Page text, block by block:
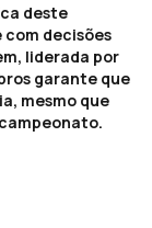
deste
com decisões
liderada por
garante que
mesmo que